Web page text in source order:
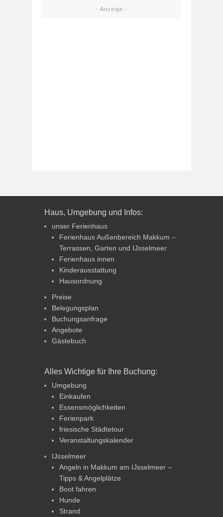
- Anzeige -
Haus, Umgebung und Infos:
unser Ferienhaus
Ferienhaus Außenbereich Makkum –
Terrassen, Garten und IJsselmeer
Ferienhaus innen
Kinderausstattung
Hausordnung
Preise
Belegungsplan
Buchungsanfrage
Angebote
Gästebuch
Alles Wichtige für Ihre Buchung:
Umgebung
Einkaufen
Essensmöglichkeiten
Ferienpark
friesische Städtetour
Veranstaltungskalender
IJsselmeer
Angeln in Makkum am IJsselmeer –
Tipps & Angelplätze
Boot fahren
Hunde
Strand